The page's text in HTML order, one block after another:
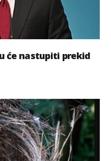
će nastupiti prekid